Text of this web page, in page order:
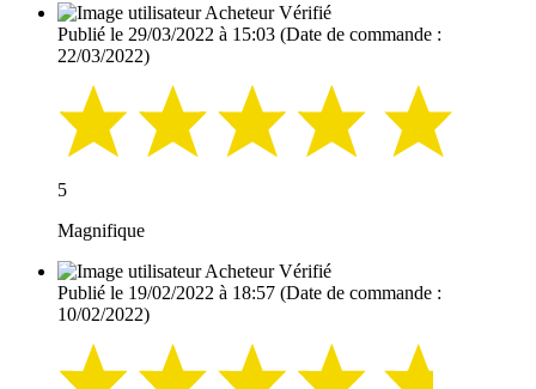
Acheteur Vérifié
Publié le 29/03/2022 à 15:03 (Date de commande :
22/03/2022)
5
Magnifique
Acheteur Vérifié
Publié le 19/02/2022 à 18:57 (Date de commande :
10/02/2022)